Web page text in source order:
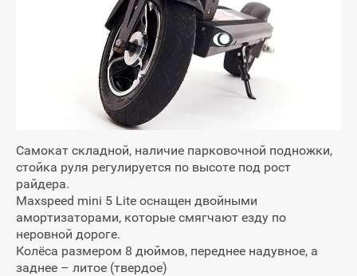
Самокат складной, наличие парковочной подножки,
стойка руля регулируется по высоте под рост
райдера.
Maxspeed mini 5 Lite оснащен двойными
амортизаторами, которые смягчают езду по
неровной дороге.
Колёса размером 8 дюймов, переднее надувное, а
заднее – литое (твердое)